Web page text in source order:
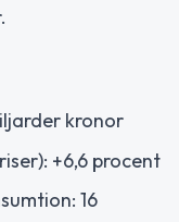
kronor
+6,6 procent
16